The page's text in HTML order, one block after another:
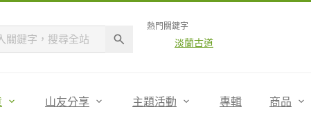
熱門關鍵字
淡蘭古道
山友分享 主題活動 專輯 商品